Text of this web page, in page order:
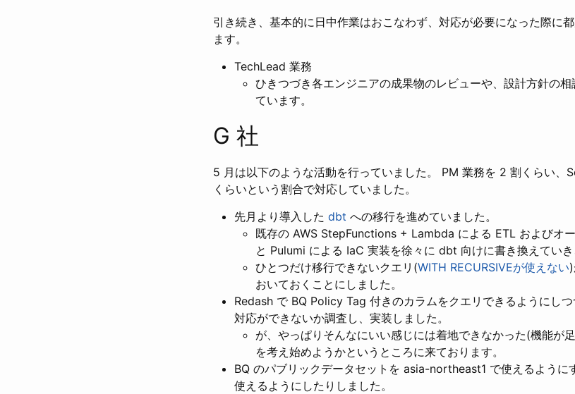
引き続き、基本的に日中作業はおこなわず、対応が必要になった際に
ます。
TechLead 業務
ひきつづき各エンジニアの成果物のレビューや、設計方針の
ています。
G 社
5 月は以下のような活動を行っていました。 PM 業務を 2 割くらい
くらいという割合で対応していました。
先月より導入した dbt への移行を進めていました。
既存の AWS StepFunctions + Lambda による ETL およびオ
と Pulumi による IaC 実装を徐々に dbt 向けに書き換えていき
ひとつだけ移行できないクエリ(WITH RECURSIVEが使えない
おいておくことにしました。
Redash で BQ Policy Tag 付きのカラムをクエリできるようにし
対応ができないか調査し、実装しました。
が、やっぱりそんなにいい感じには着地できなかった(機能が
を考え始めようかというところに来ております。
BQ のパブリックデータセットを asia-northeast1 で使えるように
使えるようにしたりしました。